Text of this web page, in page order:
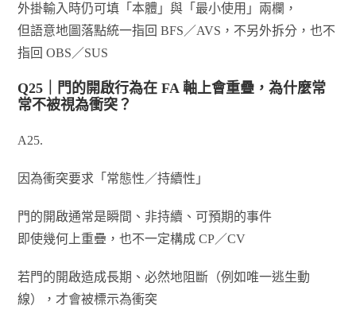
外掛輸入時仍可填「本體」與「最小使用」兩欄，
但語意地圖落點統一指回 BFS／AVS，不另外拆分，也不
指回 OBS／SUS
Q25｜門的開啟行為在 FA 軸上會重疊，為什麼常
常不被視為衝突？
A25.
因為衝突要求「常態性／持續性」
門的開啟通常是瞬間、非持續、可預期的事件
即使幾何上重疊，也不一定構成 CP／CV
若門的開啟造成長期、必然地阻斷（例如唯一逃生動
線），才會被標示為衝突